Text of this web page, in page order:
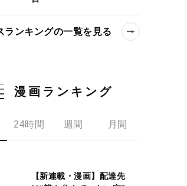
ランキングの一覧を見る
漫画ランキング
24時間 週間 月間
【新連載・漫画】配達先